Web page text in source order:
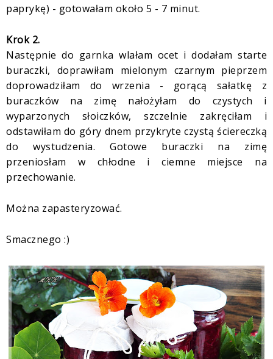
paprykę) - gotowałam około 5 - 7 minut.
Krok 2.
Następnie do garnka wlałam ocet i dodałam starte
buraczki, doprawiłam mielonym czarnym pieprzem
doprowadziłam do wrzenia - gorącą sałatkę z
buraczków na zimę nałożyłam do czystych i
wyparzonych słoiczków, szczelnie zakręciłam i
odstawiłam do góry dnem przykryte czystą ściereczką
do wystudzenia. Gotowe buraczki na zimę
przeniosłam w chłodne i ciemne miejsce na
przechowanie.
Można zapasteryzować.
Smacznego :)